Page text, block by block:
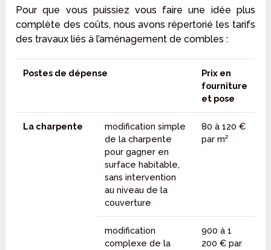
Pour que vous puissiez vous faire une idée plus
complète des coûts, nous avons répertorié les tarifs
des travaux liés à l’aménagement de combles :
Postes de dépense
Prix en
fourniture
et pose
La charpente
modification simple
de la charpente
pour gagner en
surface habitable,
sans intervention
au niveau de la
couverture
80 à 120 €
par m²
modification
complexe de la
900 à 1
200 € par